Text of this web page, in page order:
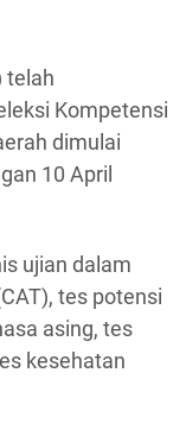
telah
Kompetensi
dimulai
10 April
ujian dalam
tes potensi
asing, tes
kesehatan